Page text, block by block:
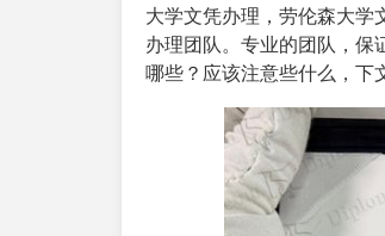
大学文凭办理，劳伦森大学
办理团队。专业的团队，保
哪些？应该注意些什么，下